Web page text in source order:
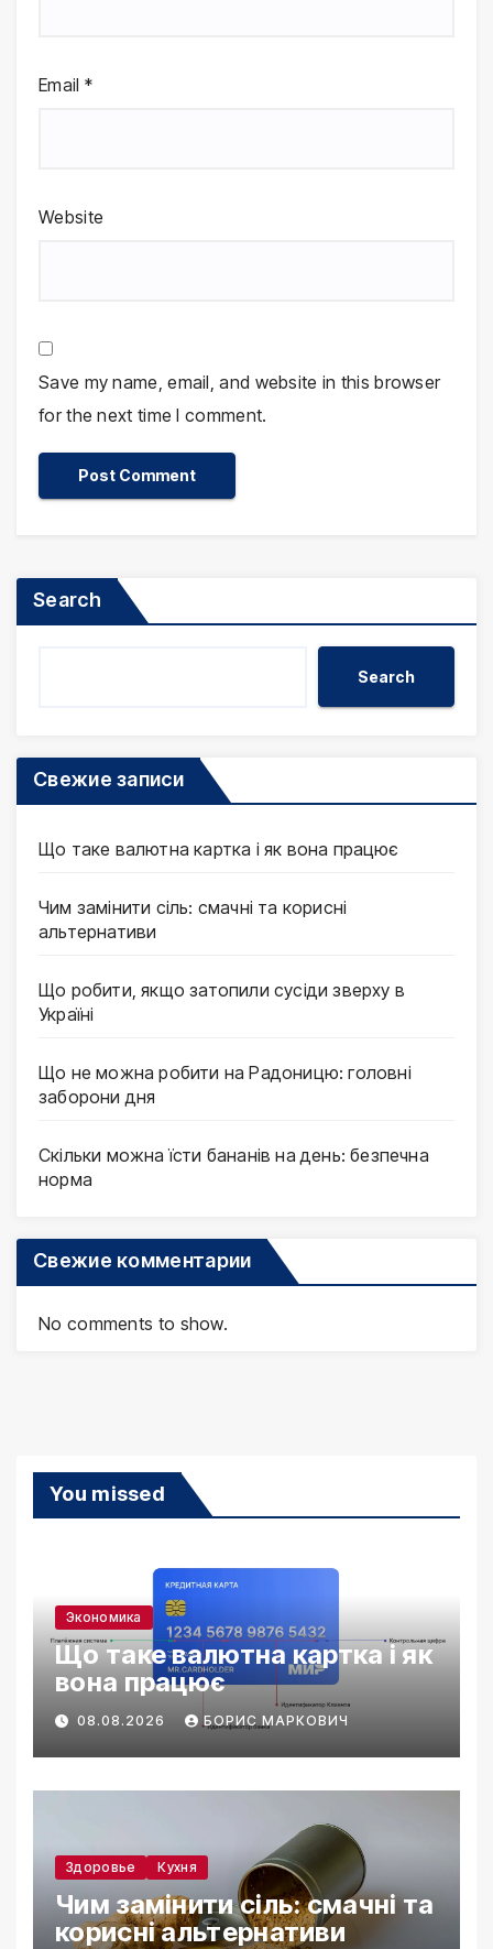
Email *
Website
Save my name, email, and website in this browser
for the next time I comment.
Search
Search
Свежие записи
Що таке валютна картка і як вона працює
Чим замінити сіль: смачні та корисні
альтернативи
Що робити, якщо затопили сусіди зверху в
Україні
Що не можна робити на Радоницю: головні
заборони дня
Скільки можна їсти бананів на день: безпечна
норма
Свежие комментарии
No comments to show.
You missed
Экономика
Що таке валютна картка і як
вона працює
08.08.2026 БОРИС МАРКОВИЧ
Здоровье Кухня
Чим замінити сіль: смачні та
корисні альтернативи